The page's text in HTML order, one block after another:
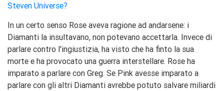
Steven Universe?
In un certo senso Rose aveva ragione ad andarsene: i
Diamanti la insultavano, non potevano accettarla. Invece di
parlare contro l'ingiustizia, ha visto che ha finto la sua
morte e ha provocato una guerra interstellare. Rose ha
imparato a parlare con Greg. Se Pink avesse imparato a
parlare con gli altri Diamanti avrebbe potuto salvare miliardi